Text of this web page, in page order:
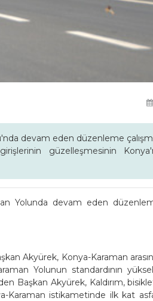
devam eden düzenleme
güzelleşmesinin
Yolunda devam eden
Akyürek, Konya-Karaman
Yolunun standardının
Başkan Akyürek, Kaldırım,
Karaman istikametinde ilk kat